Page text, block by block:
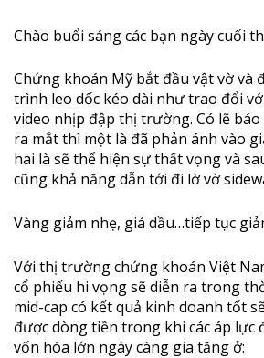
Chào buổi sáng các bạn ngày cuối
Chứng khoán Mỹ bắt đầu vật vờ và
trình leo dốc kéo dài như trao đổi
video nhịp đập thị trường. Có lẽ báo
ra mắt thì một là đã phản ánh vào
hai là sẽ thể hiện sự thất vọng và
cũng khả năng dẫn tới đi lờ vờ
Vàng giảm nhẹ, giá dầu…tiếp tục
Với thị trường chứng khoán Việt
cổ phiếu hi vọng sẽ diễn ra trong
mid-cap có kết quả kinh doanh tốt
được dòng tiền trong khi các áp lực
vốn hóa lớn ngày càng gia tăng ở: